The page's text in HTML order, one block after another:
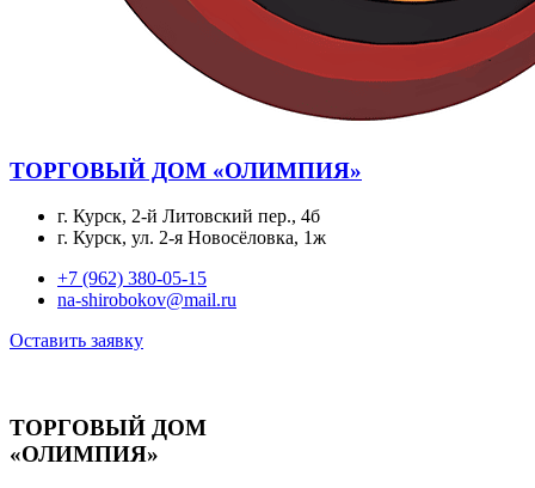
ТОРГОВЫЙ ДОМ «ОЛИМПИЯ»
г. Курск, 2-й Литовский пер., 4б
г. Курск, ул. 2-я Новосёловка, 1ж
+7 (962) 380-05-15
na-shirobokov@mail.ru
Оставить заявку
ТОРГОВЫЙ ДОМ
«ОЛИМПИЯ»